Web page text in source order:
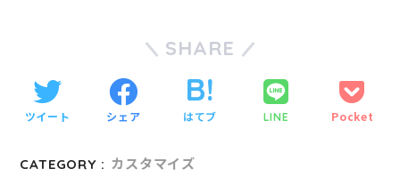
SHARE
ツイート シェア はてブ LINE Pocket
CATEGORY : カスタマイズ